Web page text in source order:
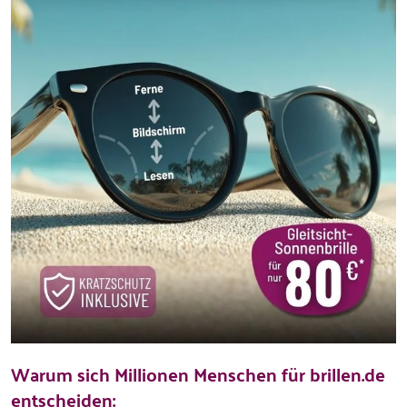
Warum sich Millionen Menschen für brillen.de
entscheiden: